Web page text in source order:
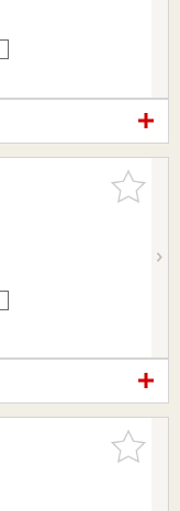
お気に入
りに追加
お気に入
りに追加